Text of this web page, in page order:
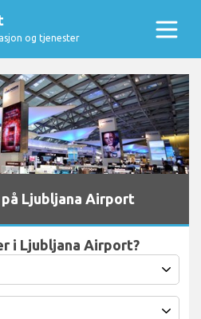
og tjenester
Ljubljana Airport
i Ljubljana Airport?